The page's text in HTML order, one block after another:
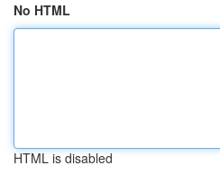
No HTML
HTML is disabled